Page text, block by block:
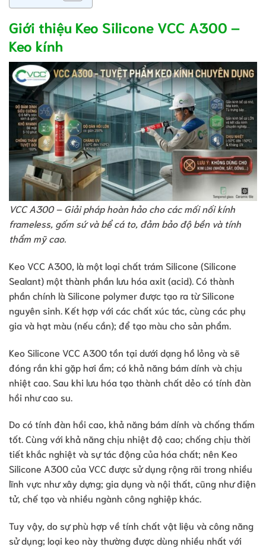
Giới thiệu Keo Silicone VCC A300 –
Keo kính
VCC A300 – Giải pháp hoàn hảo cho các mối nối kính
frameless, gốm sứ và bể cá to, đảm bảo độ bền và tính
thẩm mỹ cao.
Keo VCC A300, là một loại chất trám Silicone (Silicone
Sealant) một thành phần lưu hóa axit (acid). Có thành
phần chính là Silicone polymer được tạo ra từ Silicone
nguyên sinh. Kết hợp với các chất xúc tác, cùng các phụ
gia và hạt màu (nếu cần); để tạo màu cho sản phẩm.
Keo Silicone VCC A300 tồn tại dưới dạng hồ lỏng và sẽ
đóng rắn khi gặp hơi ẩm; có khả năng bám dính và chịu
nhiệt cao. Sau khi lưu hóa tạo thành chất dẻo có tính đàn
hồi như cao su.
Do có tính đàn hồi cao, khả năng bám dính và chống thấm
tốt. Cùng với khả năng chịu nhiệt độ cao; chống chịu thời
tiết khắc nghiệt và sự tác động của hóa chất; nên Keo
Silicone A300 của VCC được sử dụng rộng rãi trong nhiều
lĩnh vực như xây dựng; gia dụng và nội thất, cũng như điện
tử, chế tạo và nhiều ngành công nghiệp khác.
Tuy vậy, do sự phù hợp về tính chất vật liệu và công năng
sử dụng; loại keo này thường được dùng nhiều nhất với